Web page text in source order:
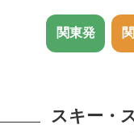
関東発
スキー・